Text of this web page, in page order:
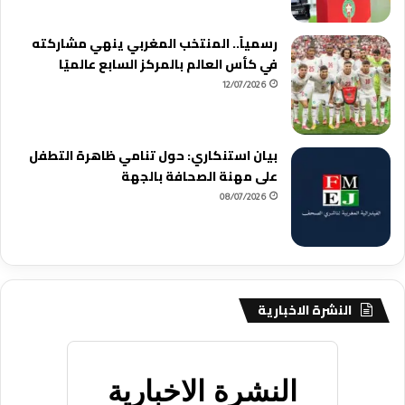
رسمياً.. المنتخب المغربي ينهي مشاركته
في كأس العالم بالمركز السابع عالميًا
12/07/2026
بيان استنكاري: حول تنامي ظاهرة التطفل
على مهنة الصحافة بالجهة
08/07/2026
النشرة الاخبارية
النشرة الاخبارية